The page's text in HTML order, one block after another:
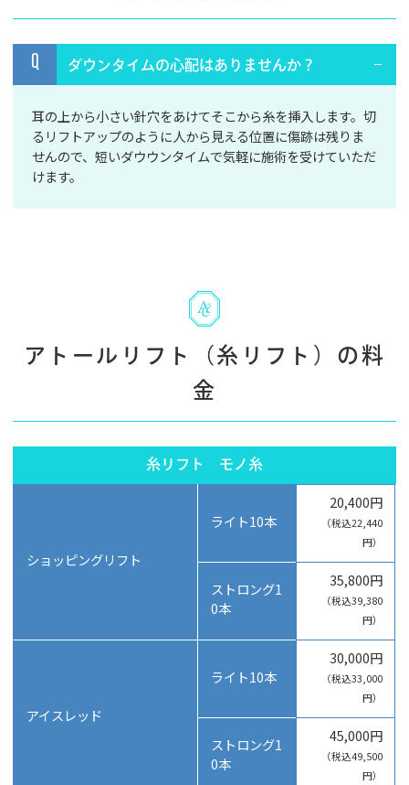
Q ダウンタイムの心配はありませんか？
耳の上から小さい針穴をあけてそこから糸を挿入します。切
るリフトアップのように人から見える位置に傷跡は残りま
せんので、短いダウウンタイムで気軽に施術を受けていただ
けます。
アトールリフト（糸リフト）の料
金
糸リフト モノ糸
ショッピングリフト
ライト10本
20,400円
（税込22,440
円）
ストロング1
0本
35,800円
（税込39,380
円）
アイスレッド
ライト10本
30,000円
（税込33,000
円）
ストロング1
0本
45,000円
（税込49,500
円）